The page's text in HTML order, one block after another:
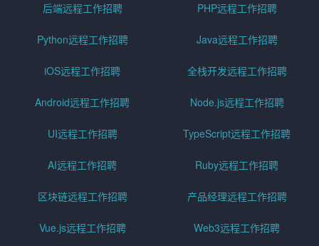
后端远程工作招聘 PHP远程工作招聘
Python远程工作招聘 Java远程工作招聘
iOS远程工作招聘 全栈开发远程工作招聘
Android远程工作招聘 Node.js远程工作招聘
UI远程工作招聘 TypeScript远程工作招聘
AI远程工作招聘 Ruby远程工作招聘
区块链远程工作招聘 产品经理远程工作招聘
Vue.js远程工作招聘 Web3远程工作招聘